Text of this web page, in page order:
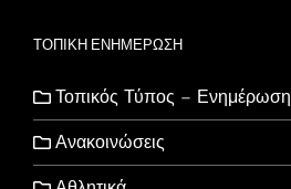
ΤΟΠΙΚΗ ΕΝΗΜΕΡΩΣΗ
Τοπικός Τύπος – Ενημέρωση
Ανακοινώσεις